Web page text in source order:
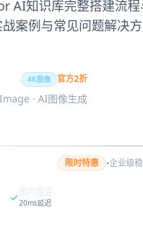
AI知识库完整搭建流
案例与常见问题解决
4K图像 官方2折
· AI图像生成
限时特惠 ·企业级
国内直连
20ms延迟